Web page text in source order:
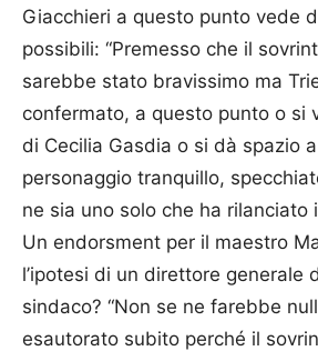
Giacchieri a questo punto vede
possibili: “Premesso che il
sarebbe stato bravissimo ma
confermato, a questo punto o si
di Cecilia Gasdia o si dà spazio
personaggio tranquillo,
ne sia uno solo che ha rilanciato
Un endorsment per il maestro
l’ipotesi di un direttore generale
sindaco? “Non se ne farebbe
esautorato subito perché il